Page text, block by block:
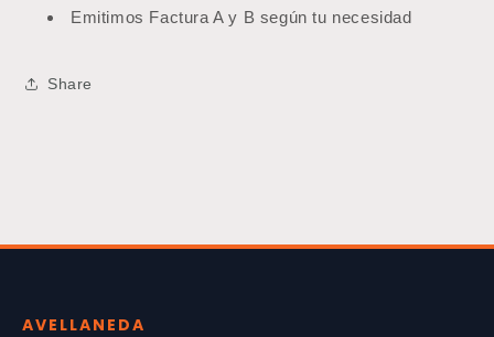
Emitimos Factura A y B según tu necesidad
Share
AVELLANEDA